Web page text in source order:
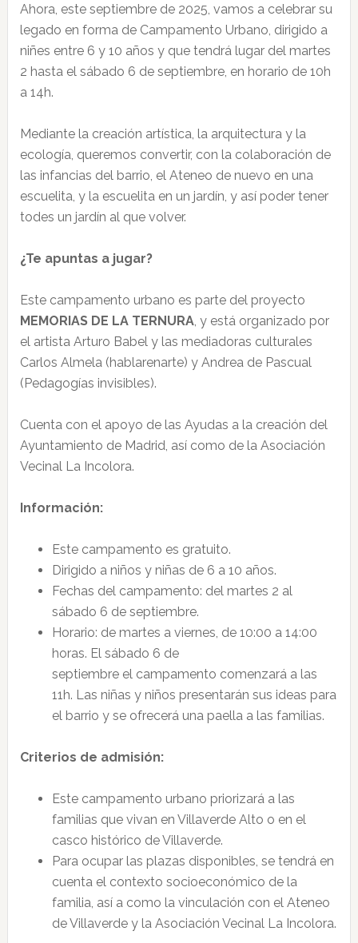
Ahora, este septiembre de 2025, vamos a celebrar su
legado en forma de Campamento Urbano, dirigido a
niñes entre 6 y 10 años y que tendrá lugar del martes
2 hasta el sábado 6 de septiembre, en horario de 10h
a 14h.
Mediante la creación artística, la arquitectura y la
ecología, queremos convertir, con la colaboración de
las infancias del barrio, el Ateneo de nuevo en una
escuelita, y la escuelita en un jardín, y así poder tener
todes un jardín al que volver.
¿Te apuntas a jugar?
Este campamento urbano es parte del proyecto
MEMORIAS DE LA TERNURA, y está organizado por
el artista Arturo Babel y las mediadoras culturales
Carlos Almela (hablarenarte) y Andrea de Pascual
(Pedagogías invisibles).
Cuenta con el apoyo de las Ayudas a la creación del
Ayuntamiento de Madrid, así como de la Asociación
Vecinal La Incolora.
Información:
Este campamento es gratuito.
Dirigido a niños y niñas de 6 a 10 años.
Fechas del campamento: del martes 2 al
sábado 6 de septiembre.
Horario: de martes a viernes, de 10:00 a 14:00
horas. El sábado 6 de
septiembre el campamento comenzará a las
11h. Las niñas y niños presentarán sus ideas para
el barrio y se ofrecerá una paella a las familias.
Criterios de admisión:
Este campamento urbano priorizará a las
familias que vivan en Villaverde Alto o en el
casco histórico de Villaverde.
Para ocupar las plazas disponibles, se tendrá en
cuenta el contexto socioeconómico de la
familia, así a como la vinculación con el Ateneo
de Villaverde y la Asociación Vecinal La Incolora.